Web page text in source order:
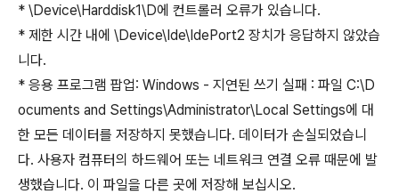
* \Device\Harddisk1\D에 컨트롤러 오류가 있습니다.
* 제한 시간 내에 \Device\Ide\IdePort2 장치가 응답하지 않았습
니다.
* 응용 프로그램 팝업: Windows - 지연된 쓰기 실패 : 파일 C:\D
ocuments and Settings\Administrator\Local Settings에 대
한 모든 데이터를 저장하지 못했습니다. 데이터가 손실되었습니
다. 사용자 컴퓨터의 하드웨어 또는 네트워크 연결 오류 때문에 발
생했습니다. 이 파일을 다른 곳에 저장해 보십시오.